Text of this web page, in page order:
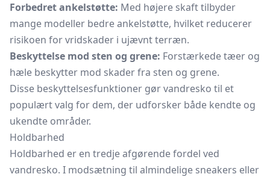
Forbedret ankelstøtte: Med højere skaft tilbyder
mange modeller bedre ankelstøtte, hvilket reducerer
risikoen for vridskader i ujævnt terræn.
Beskyttelse mod sten og grene: Forstærkede tæer og
hæle beskytter mod skader fra sten og grene.
Disse beskyttelsesfunktioner gør vandresko til et
populært valg for dem, der udforsker både kendte og
ukendte områder.
Holdbarhed
Holdbarhed er en tredje afgørende fordel ved
vandresko. I modsætning til almindelige sneakers eller